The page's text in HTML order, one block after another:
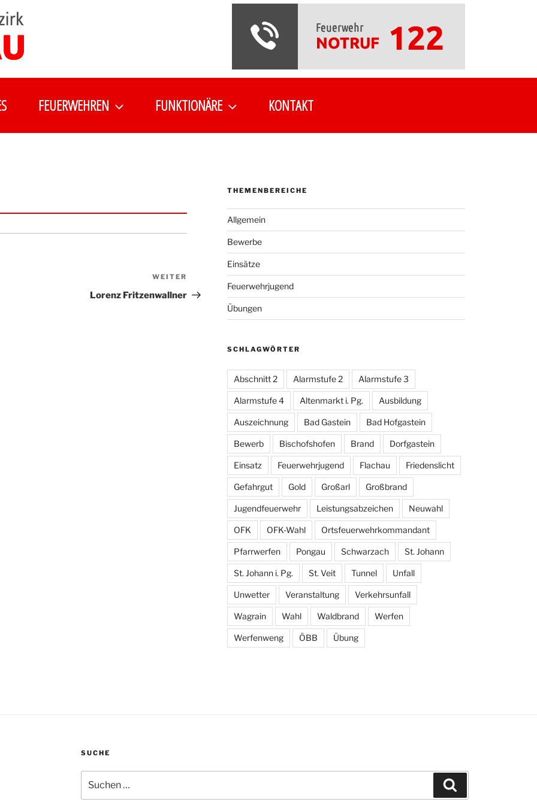
FEUERWEHREN FUNKTIONÄRE KONTAKT
Nächster
Beitrag
WEITER
Lorenz Fritzenwallner
THEMENBEREICHE
Allgemein
Bewerbe
Einsätze
Feuerwehrjugend
Übungen
SCHLAGWÖRTER
Abschnitt 2 Alarmstufe 2 Alarmstufe 3
Alarmstufe 4 Altenmarkt i. Pg. Ausbildung
Auszeichnung Bad Gastein Bad Hofgastein
Bewerb Bischofshofen Brand Dorfgastein
Einsatz Feuerwehrjugend Flachau Friedenslicht
Gefahrgut Gold Großarl Großbrand
Jugendfeuerwehr Leistungsabzeichen Neuwahl
OFK OFK-Wahl Ortsfeuerwehrkommandant
Pfarrwerfen Pongau Schwarzach St. Johann
St. Johann i. Pg. St. Veit Tunnel Unfall
Unwetter Veranstaltung Verkehrsunfall
Wagrain Wahl Waldbrand Werfen
Werfenweng ÖBB Übung
SUCHE
nach: